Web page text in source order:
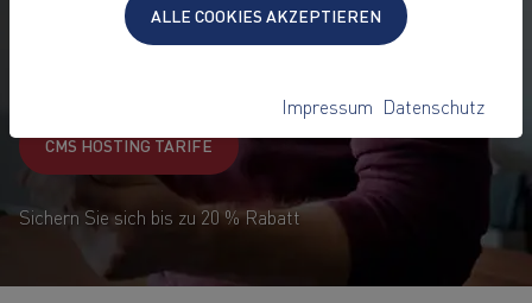
optimierte Serverumgebung
CMS HOSTING TARIFE
Sichern Sie sich bis zu 20 % Rabatt
ALLE COOKIES AKZEPTIEREN
Impressum Datenschutz